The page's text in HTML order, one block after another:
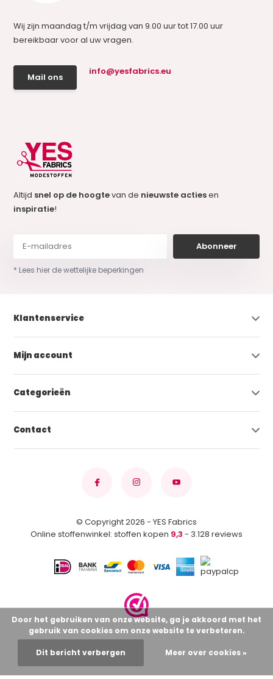
Wij zijn maandag t/m vrijdag van 9.00 uur tot 17.00 uur
bereikbaar voor al uw vragen.
Mail ons
info@yesfabrics.eu
Altijd snel op de hoogtevan de nieuwste actiesen
inspiratie!
Abonneer
* Lees hier de wettelijke beperkingen
Klantenservice
Mijn account
Categorieën
Contact
© Copyright 2026 - YES Fabrics
Online stoffenwinkel: stoffen kopen 9,3 - 3.128 reviews
Door het gebruiken van onze website, ga je akkoord met het
gebruik van cookies om onze website te verbeteren.
Dit bericht verbergen Meer over cookies »